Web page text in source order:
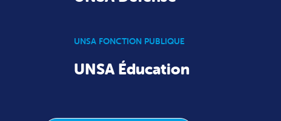
UNSA FONCTION PUBLIQUE
UNSA Éducation